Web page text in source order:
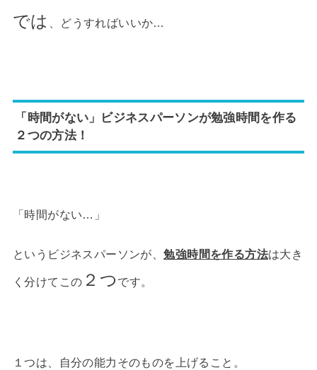
では 、どうすればいいか…
「時間がない」ビジネスパーソンが勉強時間を作る
２つの方法！
「時間がない…」
というビジネスパーソンが、勉強時間を作る方法は大き
く分けてこの ２つ です。
１つは、自分の能力そのものを上げること。